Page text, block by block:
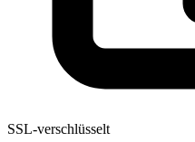
SSL-verschlüsselt